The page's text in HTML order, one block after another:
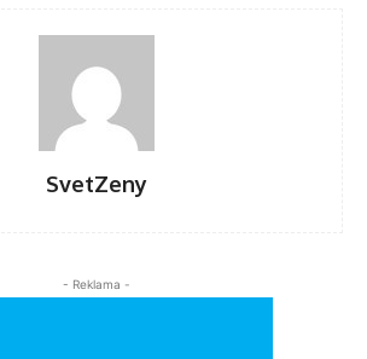
SvetZeny
- Reklama -